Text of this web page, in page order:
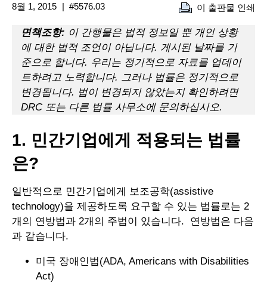
8월 1, 2015 #5576.03 이 출판물 인쇄
면책조항: 이 간행물은 법적 정보일 뿐 개인 상황
에 대한 법적 조언이 아닙니다. 게시된 날짜를 기
준으로 합니다. 우리는 정기적으로 자료를 업데이
트하려고 노력합니다. 그러나 법률은 정기적으로
변경됩니다. 법이 변경되지 않았는지 확인하려면
DRC 또는 다른 법률 사무소에 문의하십시오.
1. 민간기업에게 적용되는 법률
은?
일반적으로 민간기업에게 보조공학(assistive
technology)을 제공하도록 요구할 수 있는 법률로는 2
개의 연방법과 2개의 주법이 있습니다. 연방법은 다음
과 같습니다.
미국 장애인법(ADA, Americans with Disabilities
Act)